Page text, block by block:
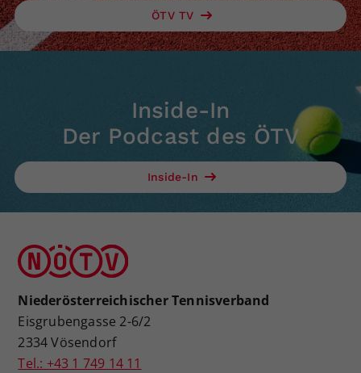
ÖTV TV
Inside-In
Der Podcast des ÖTV
Inside-In
Niederösterreichischer Tennisverband
Eisgrubengasse 2-6/2
2334 Vösendorf
Tel.: +43 1 749 14 11